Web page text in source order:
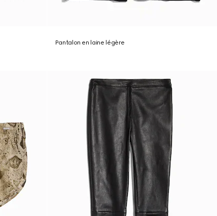
Pantalon en laine légère